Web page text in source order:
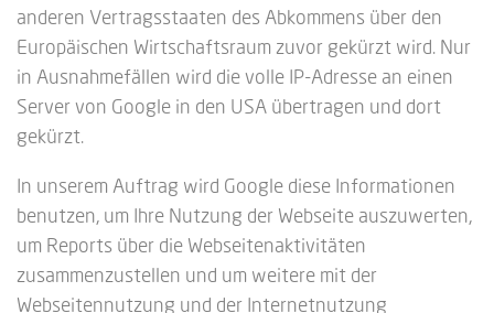
anderen Vertragsstaaten des Abkommens über den
Europäischen Wirtschaftsraum zuvor gekürzt wird. Nur
in Ausnahmefällen wird die volle IP-Adresse an einen
Server von Google in den USA übertragen und dort
gekürzt.
In unserem Auftrag wird Google diese Informationen
benutzen, um Ihre Nutzung der Webseite auszuwerten,
um Reports über die Webseitenaktivitäten
zusammenzustellen und um weitere mit der
Webseitennutzung und der Internetnutzung